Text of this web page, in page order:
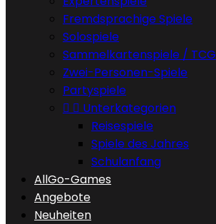
Fremdsprachige Spiele
Solospiele
Sammelkartenspiele / TCG
Zwei-Personen-Spiele
Partyspiele
  Unterkategorien
Reisespiele
Spiele des Jahres
Schulanfang
AllGo-Games
Angebote
Neuheiten